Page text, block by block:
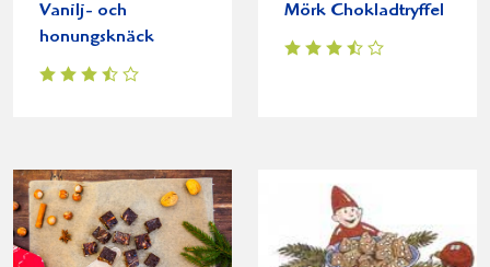
Vanilj- och
honungsknäck
Mörk Chokladtryffel